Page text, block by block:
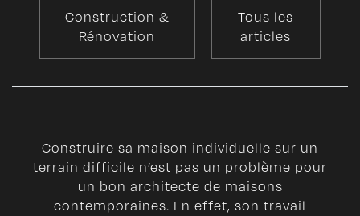
Construction &
Rénovation
Tous les
articles
Construire sa maison individuelle sur un
terrain difficile n’est pas un problème pour
un bon architecte de maisons
contemporaines. En effet, son travail